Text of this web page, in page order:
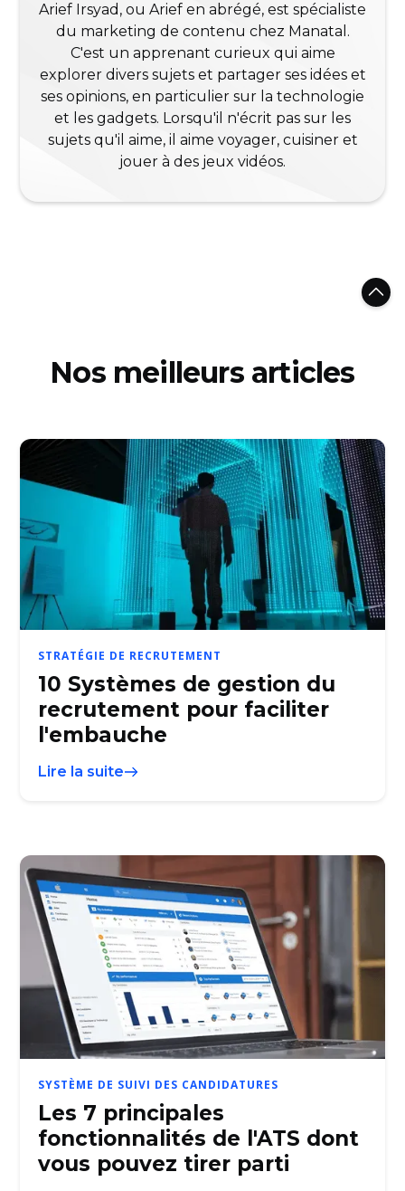
Arief Irsyad, ou Arief en abrégé, est spécialiste
du marketing de contenu chez Manatal.
C'est un apprenant curieux qui aime
explorer divers sujets et partager ses idées et
ses opinions, en particulier sur la technologie
et les gadgets. Lorsqu'il n'écrit pas sur les
sujets qu'il aime, il aime voyager, cuisiner et
jouer à des jeux vidéos.
Nos meilleurs articles
STRATÉGIE DE RECRUTEMENT
10 Systèmes de gestion du
recrutement pour faciliter
l'embauche
Lire la suite
SYSTÈME DE SUIVI DES CANDIDATURES
Les 7 principales
fonctionnalités de l'ATS dont
vous pouvez tirer parti